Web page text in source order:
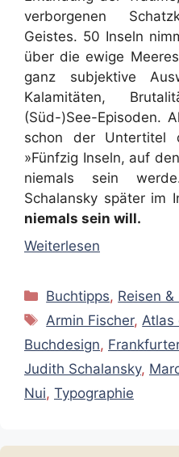
verborgenen
Geistes. 50 Inseln
über die ewige
ganz subjektive
Kalamitäten,
(Süd-)See-Episoden.
schon der Untertitel
»Fünfzig Inseln, auf
niemals sein
Schalansky später im
niemals sein will.
Weiterlesen
Kategorien
Buchtipps, Reisen &
Schlagwörter
Armin Fischer, Atlas
Buchdesign,
Judith Schalansky,
Nui, Typographie